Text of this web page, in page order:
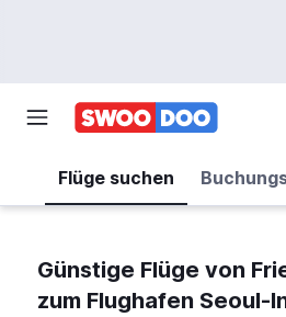
Flüge suchen
Günstige Flüge von
zum Flughafen Seoul-